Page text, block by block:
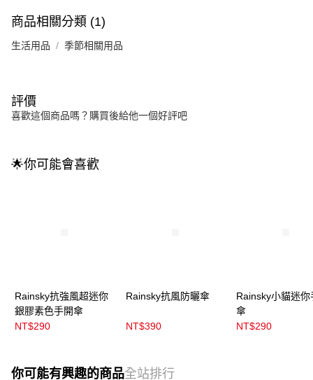
商品相關分類 (1)
生活用品 季節相關用品
評價
喜歡這個商品嗎？購買後給他一個好評吧
🌟你可能會喜歡
Rainsky抗強風超迷你
銀膠素色手開傘
NT$290
Rainsky抗風防曬傘
NT$390
Rainsky小貓迷你
傘
NT$290
你可能有興趣的商品全站排行